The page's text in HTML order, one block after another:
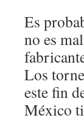
Es
no es
Los
este fin
México